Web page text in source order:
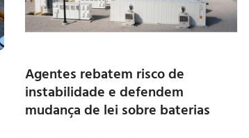
Agentes rebatem risco de
instabilidade e defendem
mudança de lei sobre baterias